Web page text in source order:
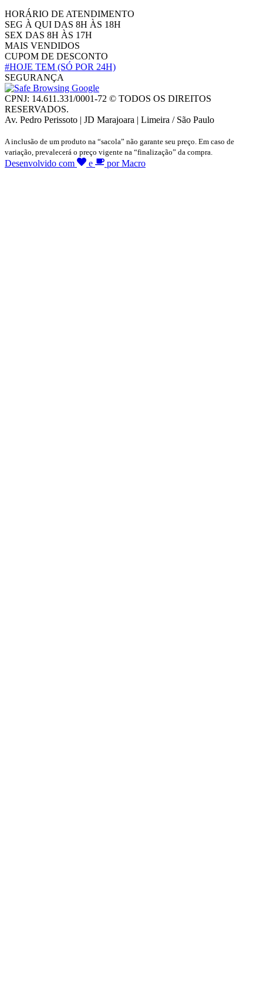
HORÁRIO DE ATENDIMENTO
SEG À QUI DAS 8H ÀS 18H
SEX DAS 8H ÀS 17H
MAIS VENDIDOS
CUPOM DE DESCONTO
#HOJE TEM (SÓ POR 24H)
SEGURANÇA
CPNJ: 14.611.331/0001-72 © TODOS OS DIREITOS
RESERVADOS.
Av. Pedro Perissoto | JD Marajoara | Limeira / São Paulo
A inclusão de um produto na “sacola” não garante seu preço. Em caso de
variação, prevalecerá o preço vigente na “finalização” da compra.
Desenvolvido com e por Macro